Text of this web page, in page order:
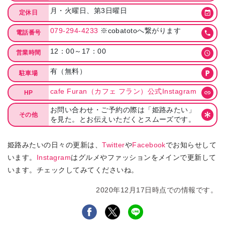
定休日 月・火曜日、第3日曜日
電話番号 079-294-4233 ※cobatotoへ繋がります
営業時間 12：00～17：00
駐車場 有（無料）
HP cafe Furan（カフェ フラン）公式Instagram
その他
お問い合わせ・ご予約の際は「姫路みたい」
を見た。とお伝えいただくとスムーズです。
姫路みたいの日々の更新は、TwitterやFacebookでお知らせして
います。 Instagramはグルメやファッションをメインで更新して
います。チェックしてみてくださいね。
2020年12月17日時点での情報です。